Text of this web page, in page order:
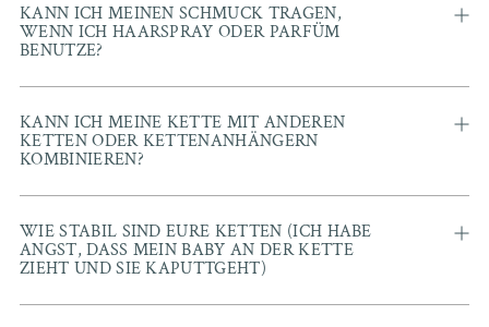
KANN ICH MEINEN SCHMUCK TRAGEN,
WENN ICH HAARSPRAY ODER PARFÜM
BENUTZE?
KANN ICH MEINE KETTE MIT ANDEREN
KETTEN ODER KETTENANHÄNGERN
KOMBINIEREN?
WIE STABIL SIND EURE KETTEN (ICH HABE
ANGST, DASS MEIN BABY AN DER KETTE
ZIEHT UND SIE KAPUTTGEHT)